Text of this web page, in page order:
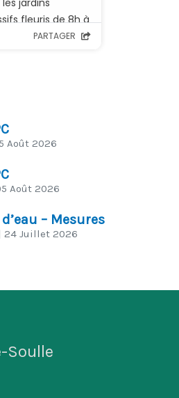
Août 2026
Août 2026
– Mesures
| 24 Juillet 2026
Soulle